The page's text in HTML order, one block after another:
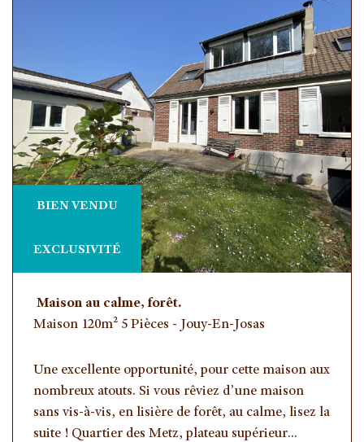
BIEN VENDU
EXCLUSIVITÉ
Maison au calme, forêt.
Maison 120m² 5 Pièces - Jouy-En-Josas
Une excellente opportunité, pour cette maison aux
nombreux atouts. Si vous rêviez d’une maison
sans vis-à-vis, en lisière de forêt, au calme, lisez la
suite ! Quartier des Metz, plateau supérieur...